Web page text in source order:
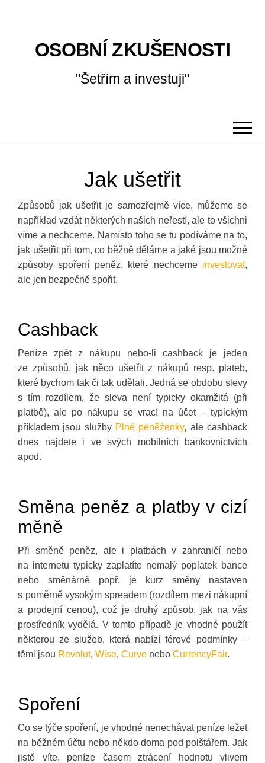
OSOBNÍ ZKUŠENOSTI
"Šetřím a investuji"
Jak ušetřit
Způsobů jak ušetřit je samozřejmě více, můžeme se
například vzdát některých našich neřestí, ale to všichni
víme a nechceme. Namísto toho se tu podíváme na to,
jak ušetřit při tom, co běžně děláme a jaké jsou možné
způsoby spoření peněz, které nechceme investovat,
ale jen bezpečně spořit.
Cashback
Peníze zpět z nákupu nebo-li cashback je jeden
ze způsobů, jak něco ušetřit z nákupů resp. plateb,
které bychom tak či tak udělali. Jedná se obdobu slevy
s tím rozdílem, že sleva není typicky okamžitá (při
platbě), ale po nákupu se vrací na účet – typickým
příkladem jsou služby Plné peněženky, ale cashback
dnes najdete i ve svých mobilních bankovnictvích
apod.
Směna peněz a platby v cizí
měně
Při směně peněz, ale i platbách v zahraničí nebo
na internetu typicky zaplatíte nemalý poplatek bance
nebo směnárně popř. je kurz směny nastaven
s poměrně vysokým spreadem (rozdílem mezi nákupní
a prodejní cenou), což je druhý způsob, jak na vás
prostředník vydělá. V tomto případě je vhodné použít
některou ze služeb, která nabízí férové podmínky –
těmi jsou Revolut, Wise, Curve nebo CurrencyFair.
Spoření
Co se týče spoření, je vhodné nenechávat peníze ležet
na běžném účtu nebo někdo doma pod polštářem. Jak
jistě víte, peníze časem ztrácení hodnotu vlivem